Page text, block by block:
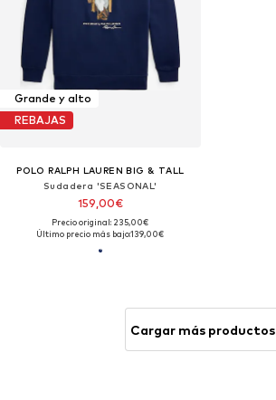
Grande y alto
REBAJAS
POLO RALPH LAUREN BIG & TALL
Sudadera 'SEASONAL'
159,00€
Precio original: 235,00€
Último precio más bajo:139,00€
Cargar más productos